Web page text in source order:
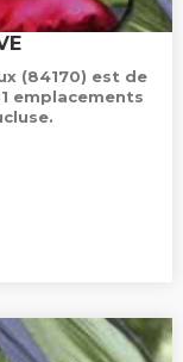
(84170) est de
emplacements